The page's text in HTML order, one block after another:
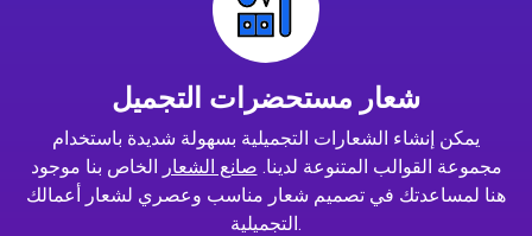
شعار مستحضرات التجميل
يمكن إنشاء الشعارات التجميلية بسهولة شديدة باستخدام
مجموعة القوالب المتنوعة لدينا. صانع الشعار الخاص بنا موجود
هنا لمساعدتك في تصميم شعار مناسب وعصري لشعار أعمالك
التجميلية.